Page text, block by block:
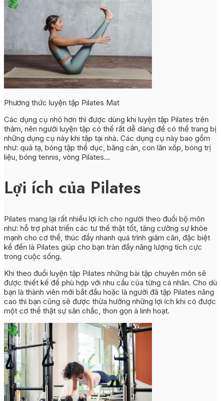
Phương thức luyện tập Pilates Mat
Các dụng cụ nhỏ hơn thì được dùng khi luyện tập Pilates trên
thảm, nên người luyện tập có thể rất dễ dàng để có thể trang bị
những dụng cụ này khi tập tại nhà. Các dụng cụ này bao gồm
như: quả tạ, bóng tập thể dục, băng cản, con lăn xốp, bóng trị
liệu, bóng tennis, vòng Pilates…
Lợi ích của Pilates
Pilates mang lại rất nhiều lợi ích cho người theo đuổi bộ môn
như: hỗ trợ phát triển các tư thế thật tốt, tăng cường sự khỏe
mạnh cho cơ thể, thúc đẩy nhanh quá trình giảm cân, đặc biệt
kể đến là Pilates giúp cho bạn tràn đầy năng lượng tích cực
trong cuộc sống.
Khi theo đuổi luyện tập Pilates những bài tập chuyên môn sẽ
được thiết kế để phù hợp với nhu cầu của từng cá nhân. Cho dù
bạn là thành viên mới bắt đầu hoặc là người đã tập Pilates nâng
cao thì bạn cũng sẽ được thừa hưởng những lợi ích khi có được
một cơ thể thật sự săn chắc, thon gọn à linh hoạt.